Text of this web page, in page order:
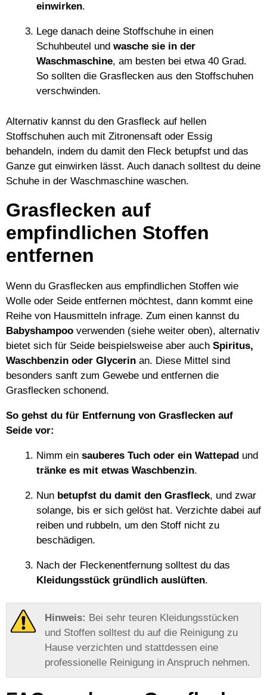
einwirken.
Lege danach deine Stoffschuhe in einen
Schuhbeutel und wasche sie in der
Waschmaschine, am besten bei etwa 40 Grad.
So sollten die Grasflecken aus den Stoffschuhen
verschwinden.
Alternativ kannst du den Grasfleck auf hellen
Stoffschuhen auch mit Zitronensaft oder Essig
behandeln, indem du damit den Fleck betupfst und das
Ganze gut einwirken lässt. Auch danach solltest du deine
Schuhe in der Waschmaschine waschen.
Grasflecken auf
empfindlichen Stoffen
entfernen
Wenn du Grasflecken aus empfindlichen Stoffen wie
Wolle oder Seide entfernen möchtest, dann kommt eine
Reihe von Hausmitteln infrage. Zum einen kannst du
Babyshampoo verwenden (siehe weiter oben), alternativ
bietet sich für Seide beispielsweise aber auch Spiritus,
Waschbenzin oder Glycerin an. Diese Mittel sind
besonders sanft zum Gewebe und entfernen die
Grasflecken schonend.
So gehst du für Entfernung von Grasflecken auf
Seide vor:
Nimm ein sauberes Tuch oder ein Wattepad und
tränke es mit etwas Waschbenzin.
Nun betupfst du damit den Grasfleck, und zwar
solange, bis er sich gelöst hat. Verzichte dabei auf
reiben und rubbeln, um den Stoff nicht zu
beschädigen.
Nach der Fleckenentfernung solltest du das
Kleidungsstück gründlich auslüften.
Bei sehr teuren Kleidungsstücken
und Stoffen solltest du auf die Reinigung zu
Hause verzichten und stattdessen eine
professionelle Reinigung in Anspruch nehmen.